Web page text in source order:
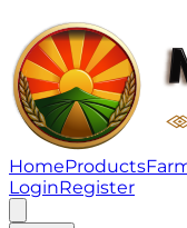
Гевурцтраминер |
HomeProducts
LoginRegister